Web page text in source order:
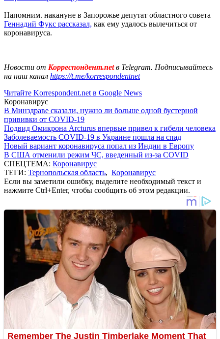
Напомним. накануне в Запорожье депутат областного совета
Геннадий Фукс рассказал, как ему удалось вылечиться от
коронавируса.
Новости от Корреспондент.netв Telegram. Подписывайтесь
на наш канал https://t.me/korrespondentnet
Читайте Korrespondent.net в Google News
Коронавирус
В Минздраве сказали, нужно ли больше одной бустерной
прививки от COVID-19
Подвид Омикрона Arcturus впервые привел к гибели человека
Заболеваемость COVID-19 в Украине пошла на спад
Новый вариант коронавируса попал из Индии в Европу
В США отменили режим ЧС, введенный из-за COVID
СПЕЦТЕМА: Коронавирус
ТЕГИ: Тернопольская область, Коронавирус
Если вы заметили ошибку, выделите необходимый текст и
нажмите Ctrl+Enter, чтобы сообщить об этом редакции.